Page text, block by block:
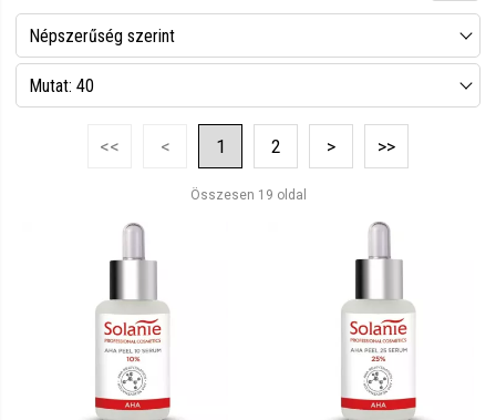
Népszerűség szerint
Név szerint csökkenő
Mutat: 40
<< < 1 2 > >>
Összesen 19 oldal